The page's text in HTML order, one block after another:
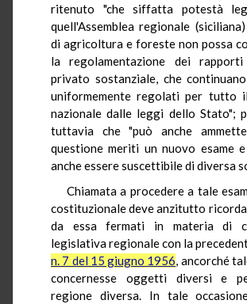
ritenuto "che siffatta potestà
quell'Assemblea regionale
di agricoltura e foreste non possa
la regolamentazione dei
privato sostanziale, che
uniformemente regolati per tutto
nazionale dalle leggi dello Stato";
tuttavia che "può anche
questione meriti un nuovo esame
anche essere suscettibile di diversa
Chiamata a procedere a tale
costituzionale deve anzitutto
da essa fermati in materia di
legislativa regionale con la
n. 7 del 15 giugno 1956, ancorché
concernesse oggetti diversi e
regione diversa. In tale